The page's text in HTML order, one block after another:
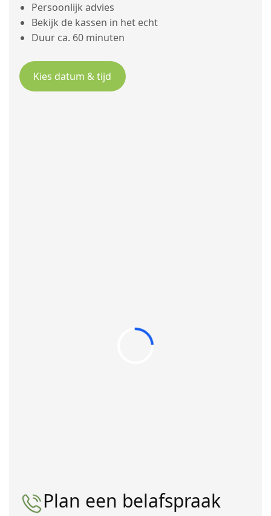
Persoonlijk advies
Bekijk de kassen in het echt
Duur ca. 60 minuten
Kies datum & tijd
Plan een belafspraak